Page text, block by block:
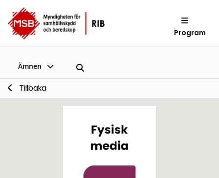
Program
Ämnen
Tillbaka